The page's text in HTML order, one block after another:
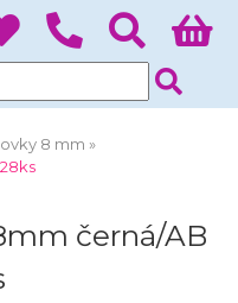
8 mm
černá/AB